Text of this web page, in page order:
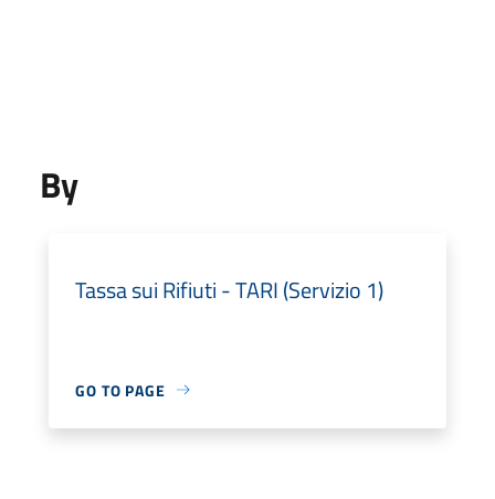
By
Tassa sui Rifiuti - TARI (Servizio 1)
GO TO PAGE